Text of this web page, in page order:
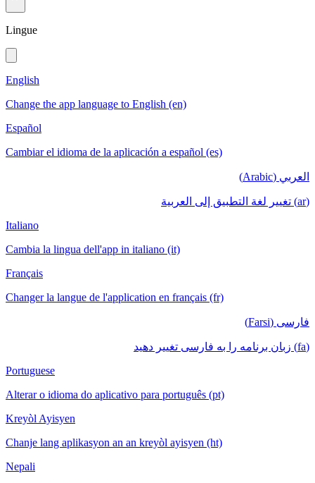
Lingue
English
Change the app language to English (en)
Español
Cambiar el idioma de la aplicación a español (es)
العربي (Arabic)
(ar) تغيير لغة التطبيق إلى العربية
Italiano
Cambia la lingua dell'app in italiano (it)
Français
Changer la langue de l'application en français (fr)
فارسی (Farsi)
(fa) زبان برنامه را به فارسی تغییر دهید
Portuguese
Alterar o idioma do aplicativo para português (pt)
Kreyòl Ayisyen
Chanje lang aplikasyon an an kreyòl ayisyen (ht)
Nepali